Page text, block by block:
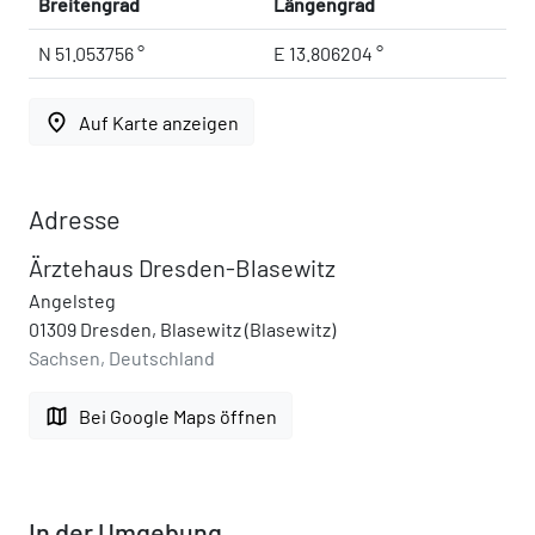
N 51.053756 ° E 13.806204 °
place Auf Karte anzeigen
Adresse
Ärztehaus Dresden-Blasewitz
Angelsteg
01309 Dresden, Blasewitz (Blasewitz)
Sachsen, Deutschland
map Bei Google Maps öffnen